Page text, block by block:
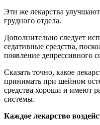
Эти же лекарства
грудного отдела.
Дополнительно следует
седативные средства,
появление депрессивного
Сказать точно, какое
принимать при шейном
средства хороши и имеют
системы.
Каждое лекарство